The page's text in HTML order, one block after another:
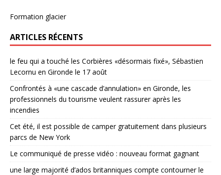
Formation glacier
ARTICLES RÉCENTS
le feu qui a touché les Corbières «désormais fixé», Sébastien
Lecornu en Gironde le 17 août
Confrontés à «une cascade d’annulation» en Gironde, les
professionnels du tourisme veulent rassurer après les
incendies
Cet été, il est possible de camper gratuitement dans plusieurs
parcs de New York
Le communiqué de presse vidéo : nouveau format gagnant
une large majorité d’ados britanniques compte contourner le